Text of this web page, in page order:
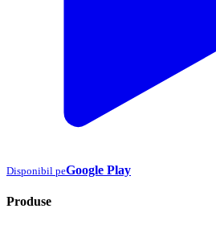
Disponibil peGoogle Play
Produse